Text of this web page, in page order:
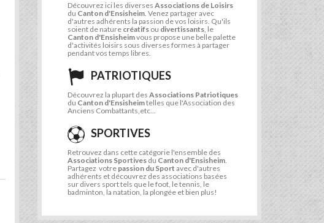
Découvrez ici les diverses Associations de Loisirs
du Canton d'Ensisheim. Venez partager avec
d'autres adhérents la passion de vos loisirs. Qu'ils
soient de nature créatifs ou divertissants, le
Canton d'Ensisheimvous propose une belle palette
d'activités loisirs sous diverses formes à partager
pendant vos temps libres.
PATRIOTIQUES
Découvrez la plupart des Associations Patriotiques
du Canton d'Ensisheimtelles que l'Association des
Anciens Combattants,etc...
SPORTIVES
Retrouvez dans cette catégorie l'ensemble des
Associations Sportives du Canton d'Ensisheim.
Partagez votre passion du Sport avec d'autres
adhérents et découvrez des associations basées
sur divers sport tels que le foot, le tennis, le
badminton, la natation, la plongée et bien plus!